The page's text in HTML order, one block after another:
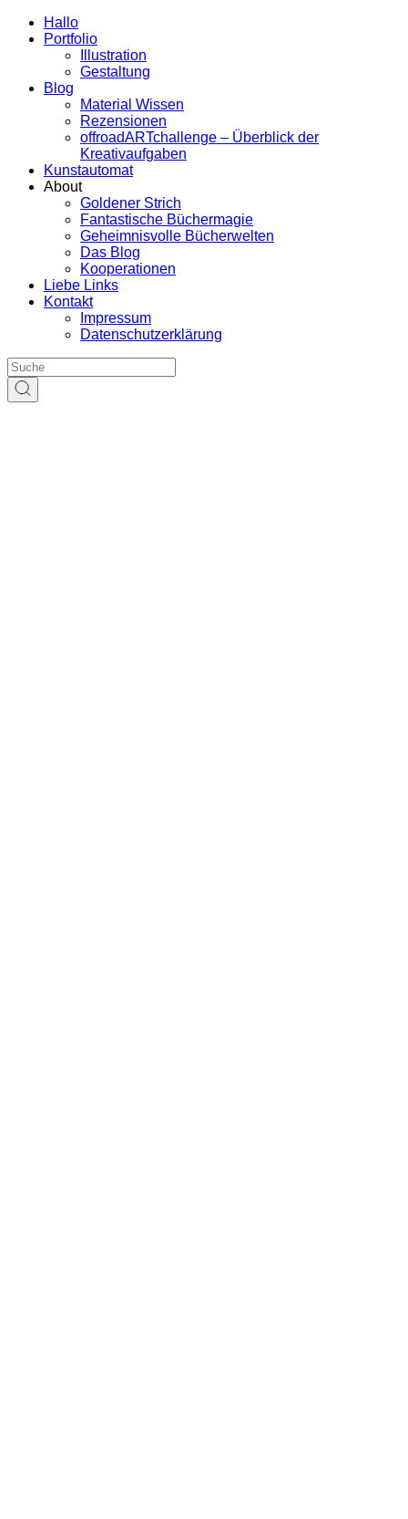
Hallo
Portfolio
Illustration
Gestaltung
Blog
Material Wissen
Rezensionen
offroadARTchallenge – Überblick der
Kreativaufgaben
Kunstautomat
About
Goldener Strich
Fantastische Büchermagie
Geheimnisvolle Bücherwelten
Das Blog
Kooperationen
Liebe Links
Kontakt
Impressum
Datenschutzerklärung